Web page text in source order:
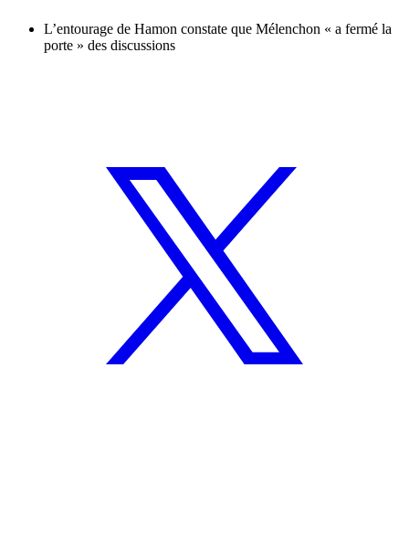
L’entourage de Hamon constate que Mélenchon « a fermé la
porte » des discussions